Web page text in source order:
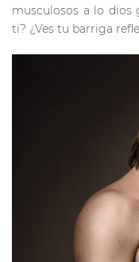
musculosos a lo dios
ti? ¿Ves tu barriga